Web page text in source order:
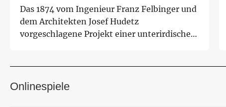
Das 1874 vom Ingenieur Franz Felbinger und
dem Architekten Josef Hudetz
vorgeschlagene Projekt einer unterirdischen
Onlinespiele